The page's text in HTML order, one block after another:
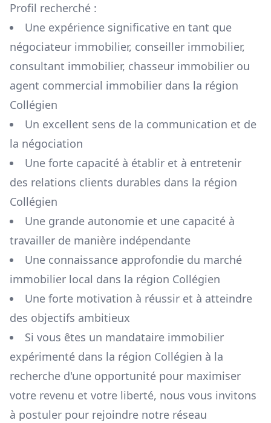
Profil recherché :
Une expérience significative en tant que
négociateur immobilier, conseiller immobilier,
consultant immobilier, chasseur immobilier ou
agent commercial immobilier dans la région
Collégien
Un excellent sens de la communication et de
la négociation
Une forte capacité à établir et à entretenir
des relations clients durables dans la région
Collégien
Une grande autonomie et une capacité à
travailler de manière indépendante
Une connaissance approfondie du marché
immobilier local dans la région Collégien
Une forte motivation à réussir et à atteindre
des objectifs ambitieux
Si vous êtes un mandataire immobilier
expérimenté dans la région Collégien à la
recherche d'une opportunité pour maximiser
votre revenu et votre liberté, nous vous invitons
à postuler pour rejoindre notre réseau